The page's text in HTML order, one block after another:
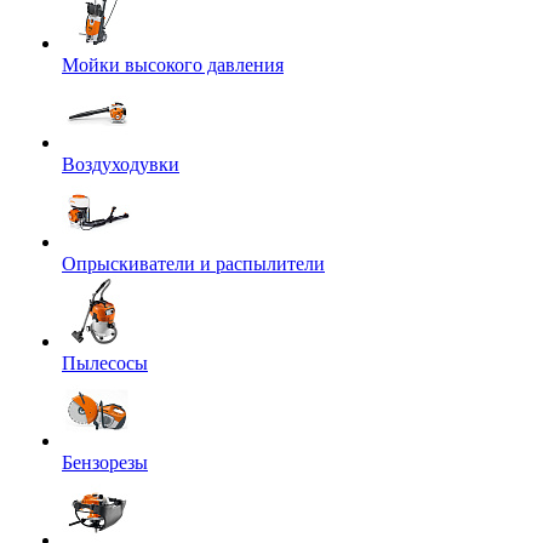
Мойки высокого давления
Воздуходувки
Опрыскиватели и распылители
Пылесосы
Бензорезы